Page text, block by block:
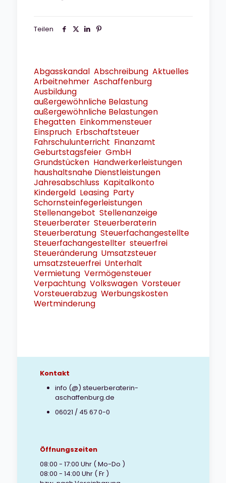
Teilen
Abgasskandal Abschreibung Aktuelles
Arbeitnehmer Aschaffenburg
Ausbildung
außergewöhnliche Belastung
außergewöhnliche Belastungen
Ehegatten Einkommensteuer
Einspruch Erbschaftsteuer
Fahrschulunterricht Finanzamt
Geburtstagsfeier GmbH
Grundstücken Handwerkerleistungen
haushaltsnahe Dienstleistungen
Jahresabschluss Kapitalkonto
Kindergeld Leasing Party
Schornsteinfegerleistungen
Stellenangebot Stellenanzeige
Steuerberater Steuerberaterin
Steuerberatung Steuerfachangestellte
Steuerfachangestellter steuerfrei
Steueränderung Umsatzsteuer
umsatzsteuerfrei Unterhalt
Vermietung Vermögensteuer
Verpachtung Volkswagen Vorsteuer
Vorsteuerabzug Werbungskosten
Wertminderung
Kontakt
info (@) steuerberaterin-
aschaffenburg.de
06021 / 45 67 0-0
Öffnungszeiten
08:00 - 17:00 Uhr ( Mo-Do )
08:00 - 14:00 Uhr ( Fr )